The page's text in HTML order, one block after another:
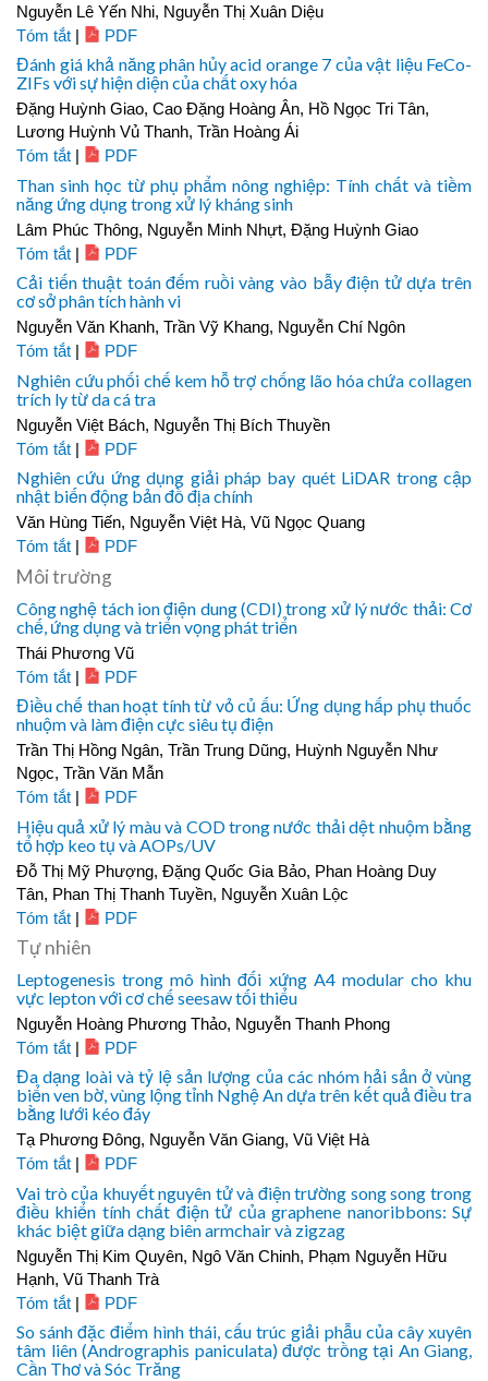
Nguyễn Lê Yến Nhi, Nguyễn Thị Xuân Diệu
Tóm tắt | PDF
Đánh giá khả năng phân hủy acid orange 7 của vật liệu FeCo-
ZIFs với sự hiện diện của chất oxy hóa
Đặng Huỳnh Giao, Cao Đặng Hoàng Ân, Hồ Ngọc Tri Tân,
Lương Huỳnh Vủ Thanh, Trần Hoàng Ái
Tóm tắt | PDF
Than sinh học từ phụ phẩm nông nghiệp: Tính chất và tiềm
năng ứng dụng trong xử lý kháng sinh
Lâm Phúc Thông, Nguyễn Minh Nhựt, Đặng Huỳnh Giao
Tóm tắt | PDF
Cải tiến thuật toán đếm ruồi vàng vào bẫy điện tử dựa trên
cơ sở phân tích hành vi
Nguyễn Văn Khanh, Trần Vỹ Khang, Nguyễn Chí Ngôn
Tóm tắt | PDF
Nghiên cứu phối chế kem hỗ trợ chống lão hóa chứa collagen
trích ly từ da cá tra
Nguyễn Việt Bách, Nguyễn Thị Bích Thuyền
Tóm tắt | PDF
Nghiên cứu ứng dụng giải pháp bay quét LiDAR trong cập
nhật biến động bản đồ địa chính
Văn Hùng Tiến, Nguyễn Việt Hà, Vũ Ngọc Quang
Tóm tắt | PDF
Môi trường
Công nghệ tách ion điện dung (CDI) trong xử lý nước thải: Cơ
chế, ứng dụng và triển vọng phát triển
Thái Phương Vũ
Tóm tắt | PDF
Điều chế than hoạt tính từ vỏ củ ấu: Ứng dụng hấp phụ thuốc
nhuộm và làm điện cực siêu tụ điện
Trần Thị Hồng Ngân, Trần Trung Dũng, Huỳnh Nguyễn Như
Ngọc, Trần Văn Mẫn
Tóm tắt | PDF
Hiệu quả xử lý màu và COD trong nước thải dệt nhuộm bằng
tổ hợp keo tụ và AOPs/UV
Đỗ Thị Mỹ Phượng, Đặng Quốc Gia Bảo, Phan Hoàng Duy
Tân, Phan Thị Thanh Tuyền, Nguyễn Xuân Lộc
Tóm tắt | PDF
Tự nhiên
Leptogenesis trong mô hình đối xứng A4 modular cho khu
vực lepton với cơ chế seesaw tối thiểu
Nguyễn Hoàng Phương Thảo, Nguyễn Thanh Phong
Tóm tắt | PDF
Đa dạng loài và tỷ lệ sản lượng của các nhóm hải sản ở vùng
biển ven bờ, vùng lộng tỉnh Nghệ An dựa trên kết quả điều tra
bằng lưới kéo đáy
Tạ Phương Đông, Nguyễn Văn Giang, Vũ Việt Hà
Tóm tắt | PDF
Vai trò của khuyết nguyên tử và điện trường song song trong
điều khiển tính chất điện tử của graphene nanoribbons: Sự
khác biệt giữa dạng biên armchair và zigzag
Nguyễn Thị Kim Quyên, Ngô Văn Chinh, Phạm Nguyễn Hữu
Hạnh, Vũ Thanh Trà
Tóm tắt | PDF
So sánh đặc điểm hình thái, cấu trúc giải phẫu của cây xuyên
tâm liên (Andrographis paniculata) được trồng tại An Giang,
Cần Thơ và Sóc Trăng